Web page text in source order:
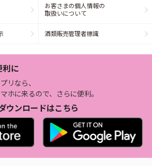
お客さまの個人情報の
取扱いについて
酒類販売管理者標識
利に
リなら、
ホに来るので、さらに便利。
ウンロードはこちら